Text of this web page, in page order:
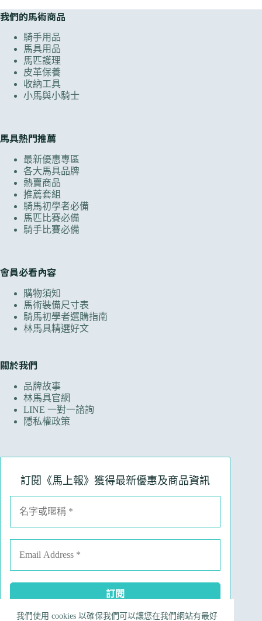
我們使用 cookies 以確保我們可以讓您在我們網站有最好
我們的馬術商品
騎手用品
馬具用品
馬匹護理
皮革保養
收納工具
小馬與小騎士
馬具熱門推薦
最新優惠專區
各大馬具品牌
熱賣商品
推薦套組
騎馬初學者必備
馬匹比賽必備
騎手比賽必備
會員必看內容
購物須知
馬術裝備尺寸表
騎馬初學者選購指南
林馬具精選好文
關於我們
品牌故事
林馬具官網
LINE 一對一諮詢
隱私權政策
訂閱《馬上報》獲得最新優惠及商品資訊